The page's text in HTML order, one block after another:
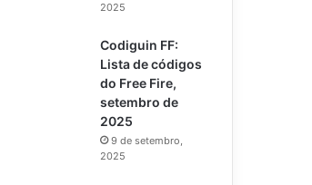
2025
Codiguin FF:
Lista de códigos
do Free Fire,
setembro de
2025
9 de setembro,
2025